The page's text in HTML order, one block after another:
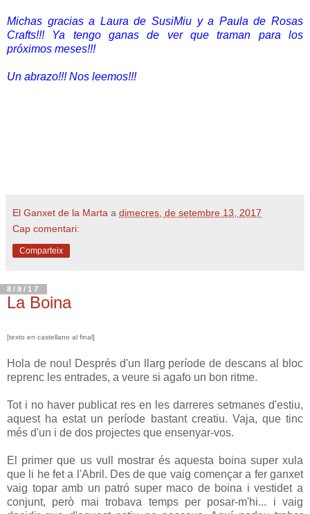
Michas gracias a Laura de SusiMiu y a Paula de Rosas
Crafts!!! Ya tengo ganas de ver que traman para los
próximos meses!!!
Un abrazo!!! Nos leemos!!!
El Ganxet de la Marta a dimecres, de setembre 13, 2017
Cap comentari:
Comparteix
8/9/17
La Boina
[texto en castellano al final]
Hola de nou! Després d'un llarg període de descans al bloc
reprenc les entrades, a veure si agafo un bon ritme.
Tot i no haver publicat res en les darreres setmanes d'estiu,
aquest ha estat un període bastant creatiu. Vaja, que tinc
més d'un i de dos projectes que ensenyar-vos.
El primer que us vull mostrar és aquesta boina super xula
que li he fet a l'Abril. Des de que vaig començar a fer ganxet
vaig topar amb un patró super maco de boina i vestidet a
conjunt, però mai trobava temps per posar-m'hi... i vaig